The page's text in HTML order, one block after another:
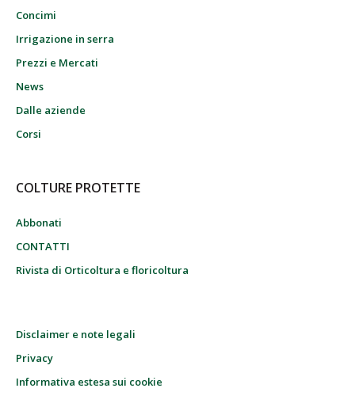
Concimi
Irrigazione in serra
Prezzi e Mercati
News
Dalle aziende
Corsi
COLTURE PROTETTE
Abbonati
CONTATTI
Rivista di Orticoltura e floricoltura
Disclaimer e note legali
Privacy
Informativa estesa sui cookie